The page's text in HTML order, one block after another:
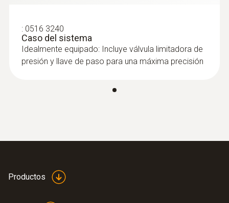
: 0516 3240
Caso del sistema
Idealmente equipado: Incluye válvula limitadora de
presión y llave de paso para una máxima precisión
Productos